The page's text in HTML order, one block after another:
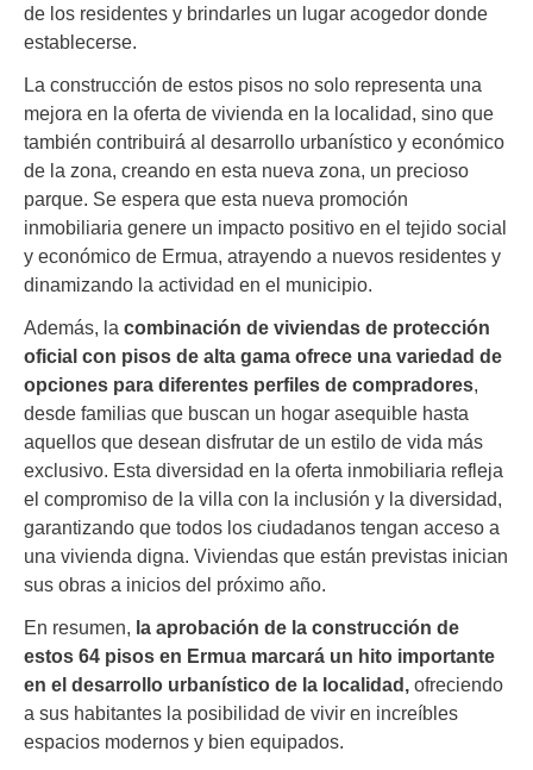
de los residentes y brindarles un lugar acogedor donde
establecerse.
La construcción de estos pisos no solo representa una
mejora en la oferta de vivienda en la localidad, sino que
también contribuirá al desarrollo urbanístico y económico
de la zona, creando en esta nueva zona, un precioso
parque. Se espera que esta nueva promoción
inmobiliaria genere un impacto positivo en el tejido social
y económico de Ermua, atrayendo a nuevos residentes y
dinamizando la actividad en el municipio.
Además, la combinación de viviendas de protección
oficial con pisos de alta gama ofrece una variedad de
opciones para diferentes perfiles de compradores,
desde familias que buscan un hogar asequible hasta
aquellos que desean disfrutar de un estilo de vida más
exclusivo. Esta diversidad en la oferta inmobiliaria refleja
el compromiso de la villa con la inclusión y la diversidad,
garantizando que todos los ciudadanos tengan acceso a
una vivienda digna. Viviendas que están previstas inician
sus obras a inicios del próximo año.
En resumen, la aprobación de la construcción de
estos 64 pisos en Ermua marcará un hito importante
en el desarrollo urbanístico de la localidad, ofreciendo
a sus habitantes la posibilidad de vivir en increíbles
espacios modernos y bien equipados.